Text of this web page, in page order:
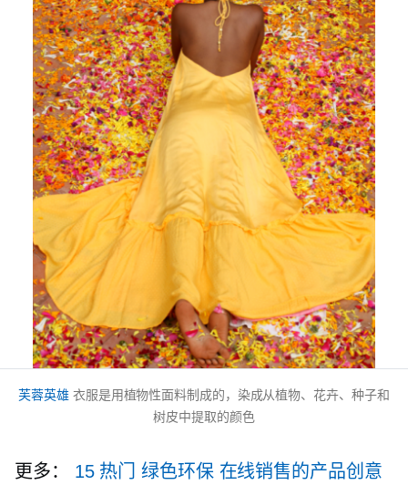
芙蓉英雄 衣服是用植物性面料制成的，染成从植物、花卉、种子和
树皮中提取的颜色
更多： 15 热门绿色环保在线销售的产品创意